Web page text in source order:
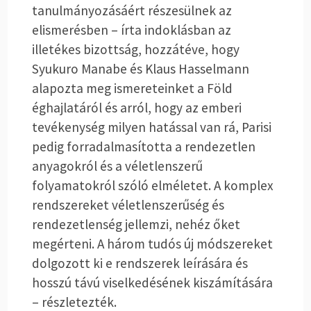
tanulmányozásáért részesülnek az
elismerésben – írta indoklásban az
illetékes bizottság, hozzátéve, hogy
Syukuro Manabe és Klaus Hasselmann
alapozta meg ismereteinket a Föld
éghajlatáról és arról, hogy az emberi
tevékenység milyen hatással van rá, Parisi
pedig forradalmasította a rendezetlen
anyagokról és a véletlenszerű
folyamatokról szóló elméletet. A komplex
rendszereket véletlenszerűség és
rendezetlenség jellemzi, nehéz őket
megérteni. A három tudós új módszereket
dolgozott ki e rendszerek leírására és
hosszú távú viselkedésének kiszámítására
– részletezték.